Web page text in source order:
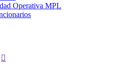
Operativa MPL